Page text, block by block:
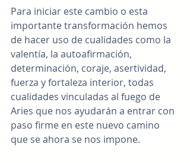
Para iniciar este cambio o esta
importante transformación hemos
de hacer uso de cualidades como la
valentía, la autoafirmación,
determinación, coraje, asertividad,
fuerza y fortaleza interior, todas
cualidades vinculadas al fuego de
Aries que nos ayudarán a entrar con
paso firme en este nuevo camino
que se ahora se nos impone.